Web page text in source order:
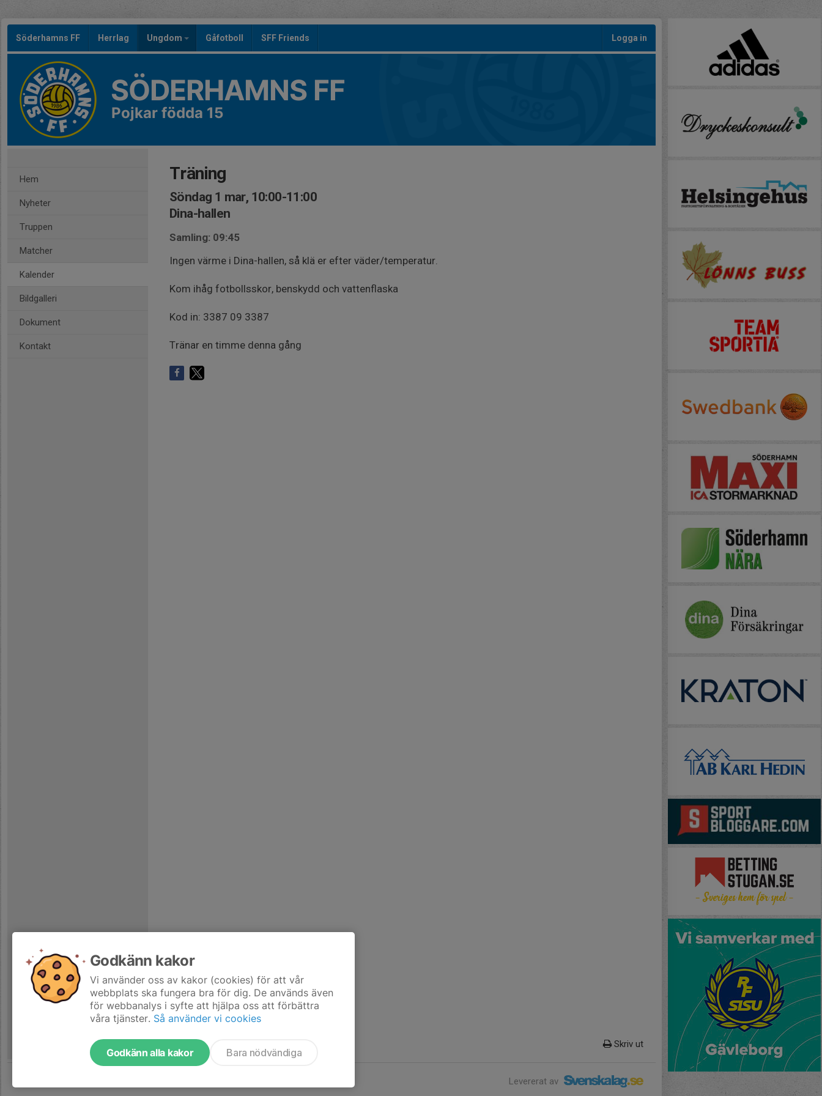
Söderhamns FF Herrlag Ungdom Gåfotboll SFF Friends Logga in
SÖDERHAMNS FF
Pojkar födda 15
Hem
Nyheter
Truppen
Matcher
Kalender
Bildgalleri
Dokument
Kontakt
Träning
Söndag 1 mar, 10:00-11:00
Dina-hallen
Samling: 09:45
Ingen värme i Dina-hallen, så klä er efter väder/temperatur.
Kom ihåg fotbollsskor, benskydd och vattenflaska
Kod in: 3387 09 3387
Tränar en timme denna gång
Skriv ut
Levererat av
Godkänn kakor
Vi använder oss av kakor (cookies) för att vår
webbplats ska fungera bra för dig. De används även
för webbanalys i syfte att hjälpa oss att förbättra
våra tjänster. Så använder vi cookies
Godkänn alla kakor Bara nödvändiga